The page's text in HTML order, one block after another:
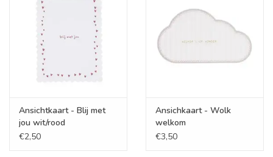
Ansichtkaart - Blij met
jou wit/rood
€2,50
Ansichkaart - Wolk
welkom
€3,50